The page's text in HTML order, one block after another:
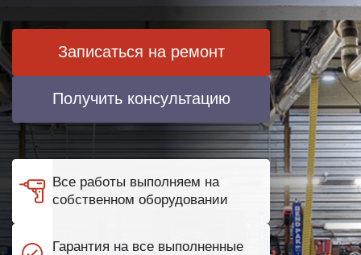
Записаться на ремонт
Получить консультацию
Все работы выполняем на
собственном оборудовании
Гарантия на все выполненные